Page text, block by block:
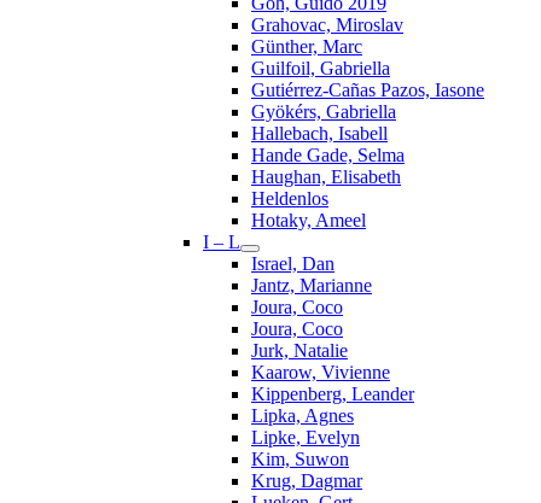
Grahovac, Miroslav
Günther, Marc
Guilfoil, Gabriella
Gutiérrez-Cañas Pazos, Iasone
Gyökérs, Gabriella
Hallebach, Isabell
Hande Gade, Selma
Haughan, Elisabeth
Heldenlos
Hotaky, Ameel
I – L
Israel, Dan
Jantz, Marianne
Joura, Coco
Joura, Coco
Jurk, Natalie
Kaarow, Vivienne
Kippenberg, Leander
Lipka, Agnes
Lipke, Evelyn
Kim, Suwon
Krug, Dagmar